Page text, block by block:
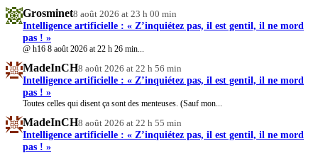
Grosminet8 août 2026 at 23 h 00 min
Intelligence artificielle : « Z’inquiétez pas, il est gentil, il ne mord
pas ! »
@ h16 8 août 2026 at 22 h 26 min...
MadeInCH8 août 2026 at 22 h 56 min
Intelligence artificielle : « Z’inquiétez pas, il est gentil, il ne mord
pas ! »
Toutes celles qui disent ça sont des menteuses. (Sauf mon...
MadeInCH8 août 2026 at 22 h 55 min
Intelligence artificielle : « Z’inquiétez pas, il est gentil, il ne mord
pas ! »